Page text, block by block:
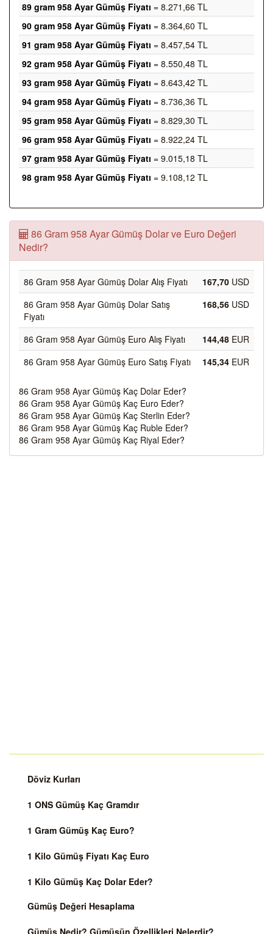
89 gram 958 Ayar Gümüş Fiyatı = 8.271,66 TL
90 gram 958 Ayar Gümüş Fiyatı = 8.364,60 TL
91 gram 958 Ayar Gümüş Fiyatı = 8.457,54 TL
92 gram 958 Ayar Gümüş Fiyatı = 8.550,48 TL
93 gram 958 Ayar Gümüş Fiyatı = 8.643,42 TL
94 gram 958 Ayar Gümüş Fiyatı = 8.736,36 TL
95 gram 958 Ayar Gümüş Fiyatı = 8.829,30 TL
96 gram 958 Ayar Gümüş Fiyatı = 8.922,24 TL
97 gram 958 Ayar Gümüş Fiyatı = 9.015,18 TL
98 gram 958 Ayar Gümüş Fiyatı = 9.108,12 TL
86 Gram 958 Ayar Gümüş Dolar ve Euro Değeri
Nedir?
86 Gram 958 Ayar Gümüş Dolar Alış Fiyatı 167,70 USD
86 Gram 958 Ayar Gümüş Dolar Satış
Fiyatı
168,56 USD
86 Gram 958 Ayar Gümüş Euro Alış Fiyatı 144,48 EUR
86 Gram 958 Ayar Gümüş Euro Satış Fiyatı
145,34 EUR
86 Gram 958 Ayar Gümüş Kaç Dolar Eder?
86 Gram 958 Ayar Gümüş Kaç Euro Eder?
86 Gram 958 Ayar Gümüş Kaç Sterlin Eder?
86 Gram 958 Ayar Gümüş Kaç Ruble Eder?
86 Gram 958 Ayar Gümüş Kaç Riyal Eder?
Döviz Kurları
1 ONS Gümüş Kaç Gramdır
1 Gram Gümüş Kaç Euro?
1 Kilo Gümüş Fiyatı Kaç Euro
1 Kilo Gümüş Kaç Dolar Eder?
Gümüş Değeri Hesaplama
Gümüş Nedir? Gümüşün Özellikleri Nelerdir?